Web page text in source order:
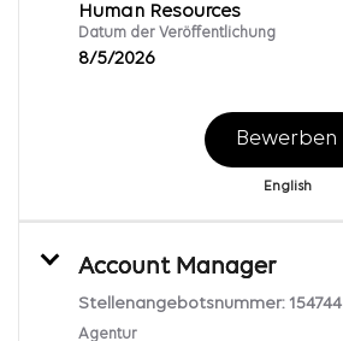
Human Resources
Datum der Veröffentlichung
8/5/2026
Bewerben
English
Account Manager
Stellenangebotsnummer: 154744
Agentur